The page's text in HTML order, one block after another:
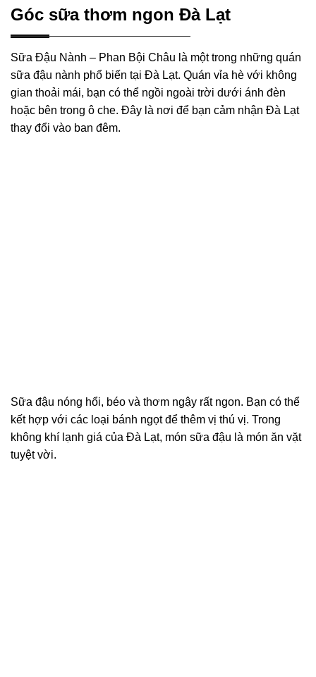
Góc sữa thơm ngon Đà Lạt
Sữa Đậu Nành – Phan Bội Châu là một trong những quán
sữa đậu nành phổ biến tại Đà Lạt. Quán vỉa hè với không
gian thoải mái, bạn có thể ngồi ngoài trời dưới ánh đèn
hoặc bên trong ô che. Đây là nơi để bạn cảm nhận Đà Lạt
thay đổi vào ban đêm.
Sữa đậu nóng hổi, béo và thơm ngậy rất ngon. Bạn có thể
kết hợp với các loại bánh ngọt để thêm vị thú vị. Trong
không khí lạnh giá của Đà Lạt, món sữa đậu là món ăn vặt
tuyệt vời.